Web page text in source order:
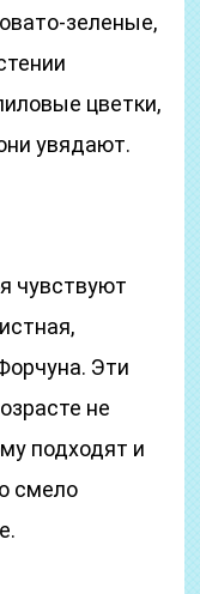
зеленые,
цветки,
увядают.
чувствуют
Эти
не
подходят и
смело